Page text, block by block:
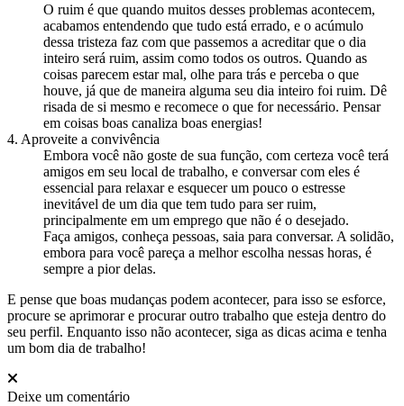
O ruim é que quando muitos desses problemas acontecem,
acabamos entendendo que tudo está errado, e o acúmulo
dessa tristeza faz com que passemos a acreditar que o dia
inteiro será ruim, assim como todos os outros. Quando as
coisas parecem estar mal, olhe para trás e perceba o que
houve, já que de maneira alguma seu dia inteiro foi ruim. Dê
risada de si mesmo e recomece o que for necessário. Pensar
em coisas boas canaliza boas energias!
4. Aproveite a convivência
Embora você não goste de sua função, com certeza você terá
amigos em seu local de trabalho, e conversar com eles é
essencial para relaxar e esquecer um pouco o estresse
inevitável de um dia que tem tudo para ser ruim,
principalmente em um emprego que não é o desejado.
Faça amigos, conheça pessoas, saia para conversar. A solidão,
embora para você pareça a melhor escolha nessas horas, é
sempre a pior delas.
E pense que boas mudanças podem acontecer, para isso se esforce,
procure se aprimorar e procurar outro trabalho que esteja dentro do
seu perfil. Enquanto isso não acontecer, siga as dicas acima e tenha
um bom dia de trabalho!
Deixe um comentário